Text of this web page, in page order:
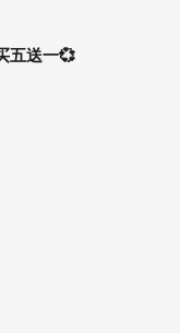
五送一💞